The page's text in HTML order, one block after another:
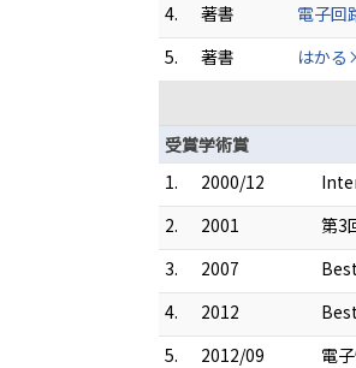
4.
著書
電子回
5.
著書
はかる
受賞学術賞
1.
2000/12
2.
2001
第3
3.
2007
4.
2012
5.
2012/09
電